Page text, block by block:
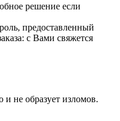
решение если
предоставленный
с Вами свяжется
не образует изломов.